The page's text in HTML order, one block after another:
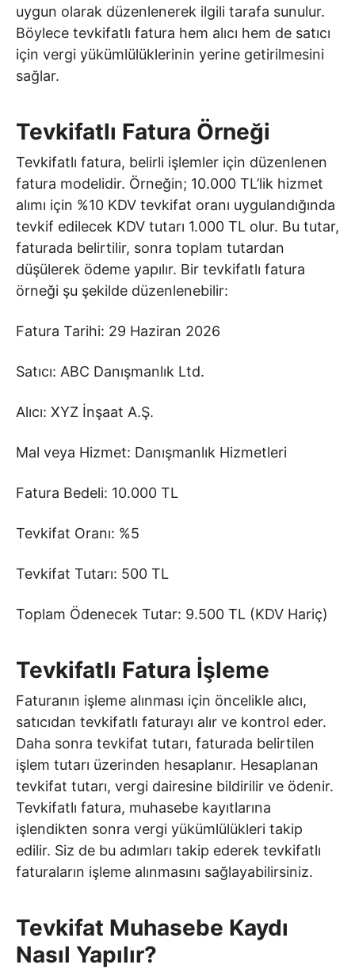
uygun olarak düzenlenerek ilgili tarafa sunulur.
Böylece tevkifatlı fatura hem alıcı hem de satıcı
için vergi yükümlülüklerinin yerine getirilmesini
sağlar.
Tevkifatlı Fatura Örneği
Tevkifatlı fatura, belirli işlemler için düzenlenen
fatura modelidir. Örneğin; 10.000 TL’lik hizmet
alımı için %10 KDV tevkifat oranı uygulandığında
tevkif edilecek KDV tutarı 1.000 TL olur. Bu tutar,
faturada belirtilir, sonra toplam tutardan
düşülerek ödeme yapılır. Bir tevkifatlı fatura
örneği şu şekilde düzenlenebilir:
Fatura Tarihi: 29 Haziran 2026
Satıcı: ABC Danışmanlık Ltd.
Alıcı: XYZ İnşaat A.Ş.
Mal veya Hizmet: Danışmanlık Hizmetleri
Fatura Bedeli: 10.000 TL
Tevkifat Oranı: %5
Tevkifat Tutarı: 500 TL
Toplam Ödenecek Tutar: 9.500 TL (KDV Hariç)
Tevkifatlı Fatura İşleme
Faturanın işleme alınması için öncelikle alıcı,
satıcıdan tevkifatlı faturayı alır ve kontrol eder.
Daha sonra tevkifat tutarı, faturada belirtilen
işlem tutarı üzerinden hesaplanır. Hesaplanan
tevkifat tutarı, vergi dairesine bildirilir ve ödenir.
Tevkifatlı fatura, muhasebe kayıtlarına
işlendikten sonra vergi yükümlülükleri takip
edilir. Siz de bu adımları takip ederek tevkifatlı
faturaların işleme alınmasını sağlayabilirsiniz.
Tevkifat Muhasebe Kaydı
Nasıl Yapılır?